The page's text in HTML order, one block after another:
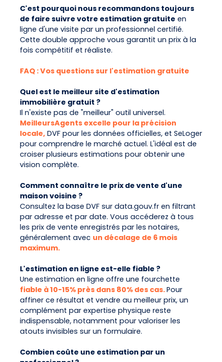
C'est pourquoi nous recommandons toujours
de faire suivre votre estimation gratuite en
ligne d'une visite par un professionnel certifié.
Cette double approche vous garantit un prix à la
fois compétitif et réaliste.
FAQ : Vos questions sur l'estimation gratuite
Quel est le meilleur site d'estimation
immobilière gratuit ?
Il n'existe pas de "meilleur" outil universel.
MeilleursAgents excelle pour la précision
locale, DVF pour les données officielles, et SeLoger
pour comprendre le marché actuel. L'idéal est de
croiser plusieurs estimations pour obtenir une
vision complète.
Comment connaître le prix de vente d'une
maison voisine ?
Consultez la base DVF sur data.gouv.fr en filtrant
par adresse et par date. Vous accéderez à tous
les prix de vente enregistrés par les notaires,
généralement avec un décalage de 6 mois
maximum.
L'estimation en ligne est-elle fiable ?
Une estimation en ligne offre une fourchette
fiable à 10-15% près dans 80% des cas.Pour
affiner ce résultat et vendre au meilleur prix, un
complément par expertise physique reste
indispensable, notamment pour valoriser les
atouts invisibles sur un formulaire.
Combien coûte une estimation par un